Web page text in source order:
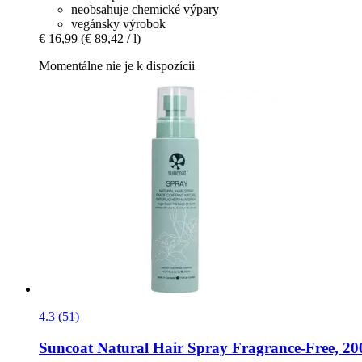
neobsahuje chemické výpary
vegánsky výrobok
€ 16,99 (€ 89,42 / l)
Momentálne nie je k dispozícii
4.3 (51)
Suncoat Natural Hair Spray Fragrance-​Free,